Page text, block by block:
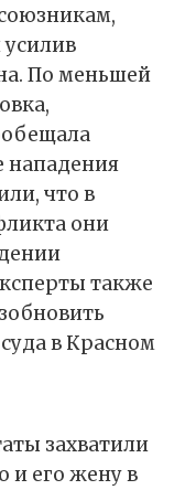
По меньшей
нападения
что в
они
также
в Красном
захватили
и его жену в